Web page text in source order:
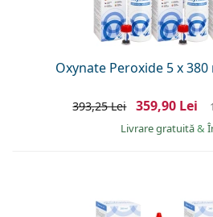
Oxynate Peroxide 5 x
393,25 Lei 359,90 Lei
Livrare gratuită&